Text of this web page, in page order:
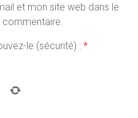
et mon site web dans le
commentaire.
le (sécurité) : *